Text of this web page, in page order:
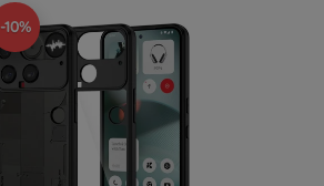
-10%